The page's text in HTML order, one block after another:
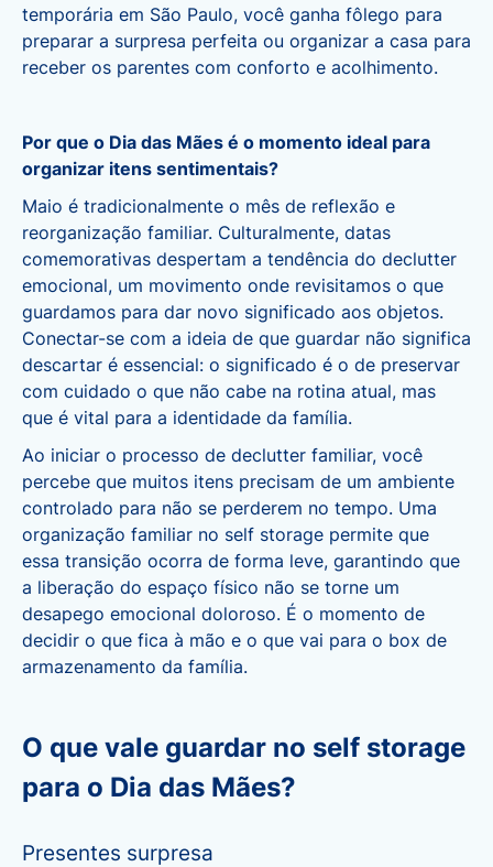
temporária em São Paulo, você ganha fôlego para
preparar a surpresa perfeita ou organizar a casa para
receber os parentes com conforto e acolhimento.
Por que o Dia das Mães é o momento ideal para
organizar itens sentimentais?
Maio é tradicionalmente o mês de reflexão e
reorganização familiar. Culturalmente, datas
comemorativas despertam a tendência do declutter
emocional, um movimento onde revisitamos o que
guardamos para dar novo significado aos objetos.
Conectar-se com a ideia de que guardar não significa
descartar é essencial: o significado é o de preservar
com cuidado o que não cabe na rotina atual, mas
que é vital para a identidade da família.
Ao iniciar o processo de declutter familiar, você
percebe que muitos itens precisam de um ambiente
controlado para não se perderem no tempo. Uma
organização familiar no self storage permite que
essa transição ocorra de forma leve, garantindo que
a liberação do espaço físico não se torne um
desapego emocional doloroso. É o momento de
decidir o que fica à mão e o que vai para o box de
armazenamento da família.
O que vale guardar no self storage
para o Dia das Mães?
Presentes surpresa